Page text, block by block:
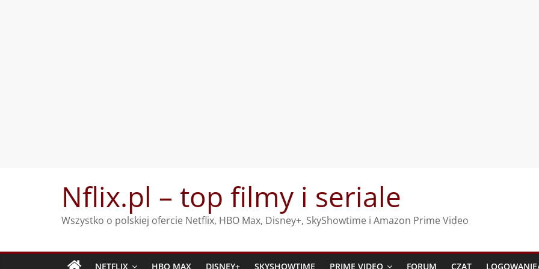
Nflix.pl – top filmy i seriale
Wszystko o polskiej ofercie Netflix, HBO Max, Disney+, SkyShowtime i Amazon Prime Video
NETFLIX HBO MAX DISNEY+ SKYSHOWTIME PRIME VIDEO FORUM CZAT